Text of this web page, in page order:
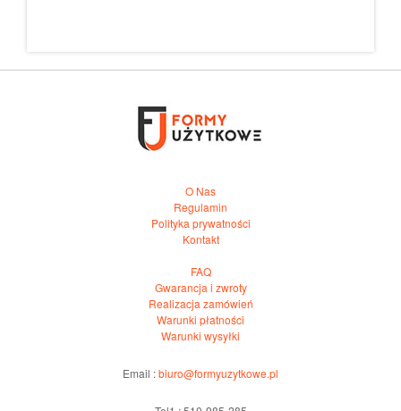
O Nas
Regulamin
Polityka prywatności
Kontakt
FAQ
Gwarancja i zwroty
Realizacja zamówień
Warunki płatności
Warunki wysyłki
Email :biuro@formyuzytkowe.pl